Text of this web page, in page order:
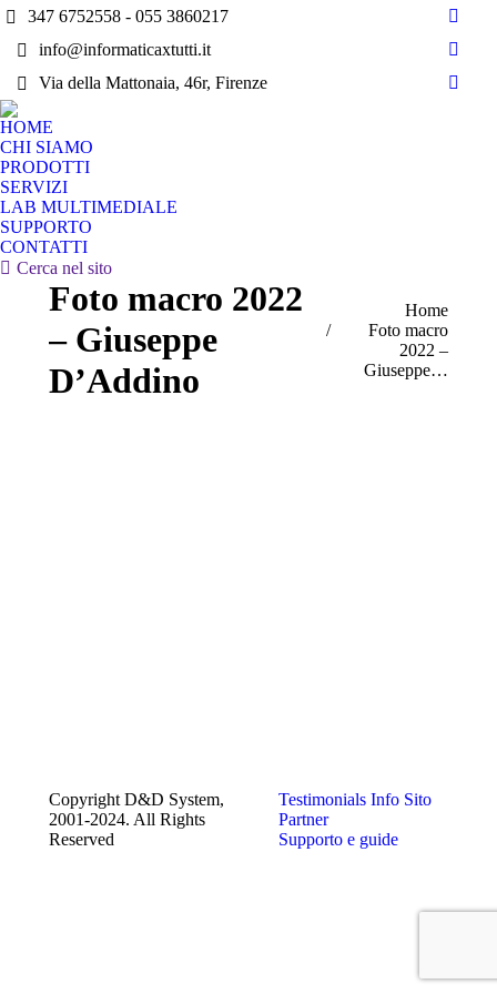
347 6752558 - 055 3860217
info@informaticaxtutti.it
Via della Mattonaia, 46r, Firenze
page
opens
page
HOME
CHI SIAMO
PRODOTTI
SERVIZI
LAB MULTIMEDIALE
SUPPORTO
CONTATTI
Search:
Cerca nel sito
Foto macro 2022
– Giuseppe
D’Addino
You are here:Home
Foto macro
2022 –
Giuseppe…
Copyright D&D System,
2001-2024. All Rights
Reserved
Testimonials Info Sito
Partner
Supporto e guide